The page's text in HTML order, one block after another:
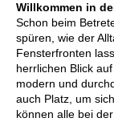
Willkommen in
Schon beim
spüren, wie der
Fensterfronten
herrlichen Blick
modern und
auch Platz, um
können alle bei